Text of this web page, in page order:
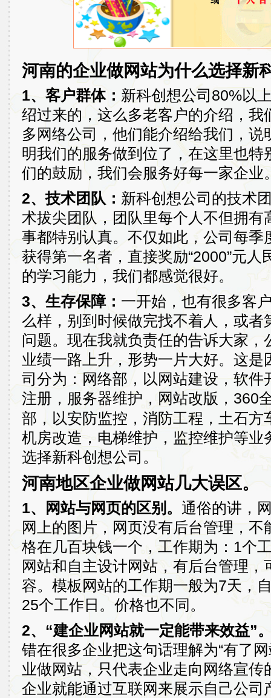
河南的企业做网站为什么选择新
1、客户群体： 新科创想公司80%以
绍过来的，这么多老客户的介绍，我
多网络公司，他们能介绍给我们，
明我们的服务做到位了，在这里也
们的鼓励，我们会服务好每一家企业
2、技术团队： 新科创想公司的技术
术拔尖团队，团队里每个人不但拥
事都特别认真。不仅如此，公司每季
获得第一名者，直接奖励“2000”元
的学习能力，我们都感觉很好。
3、生存保障： 一开始，也有很多客
么样，别到时候做完找不着人，或者
问题。现在我就负责任的告诉大家
业绩一路上升，形势一片大好。这
司分为：网络部，以网站建设，软件
注册，服务器维护，网站改版，360
部，以安防监控，消防工程，土石方
机房改造，电梯维护，监控维护等业
选择新科创想公司。
河南地区企业做网站几大误区。
1、网站与网页的区别。 通俗的讲，
网上的图片，网页没有后台管理，
格在几百块钱一个，工作期为：1个
网站和自主设计网站，有后台管理
容。模板网站的工作期一般为7天，
25个工作日。价格也不同。
2、“建企业网站就一定能带来效益”
错在很多企业把这句话理解为“有了
业做网站，只代表企业走向网络宣
企业就能通过互联网来展示自己公司